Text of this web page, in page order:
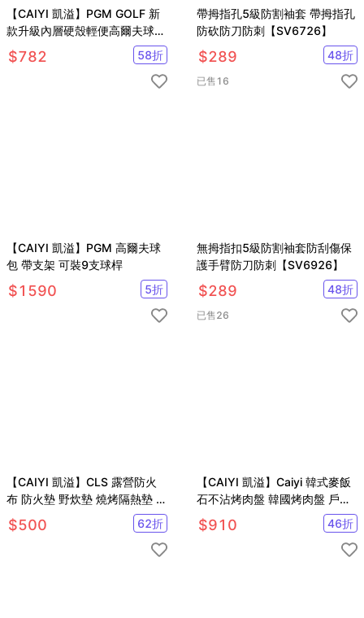
【CAIYI 凱溢】PGM GOLF 新
款升級內層硬殼輕便高爾夫球桿
包 裝5支桿
$782 58折
帶拇指孔5級防割袖套 帶拇指孔
防砍防刀防刺【SV6726】
$289 48折
已售 16
【CAIYI 凱溢】PGM 高爾夫球
包 帶支架 可裝9支球桿
$1590 5折
無拇指扣5級防割袖套防刮傷保
護手臂防刀防刺【SV6926】
$289 48折
已售26
【CAIYI 凱溢】CLS 露營防火
布 防火墊 野炊墊 燒烤隔熱墊 露
營 野營 烤肉(CAIYI)
$500 62折
【CAIYI 凱溢】Caiyi 韓式麥飯
石不沾烤肉盤 韓國烤肉盤 戶外
烤肉盤 鐵板煎烤盤 韓式煎盤
38cm
$910 46折